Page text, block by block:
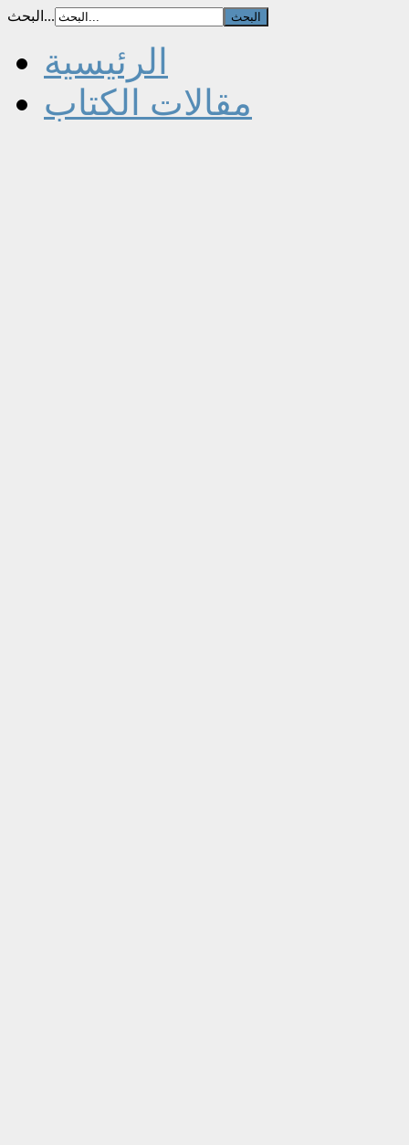
البحث...
الرئيسية
مقالات الكتاب